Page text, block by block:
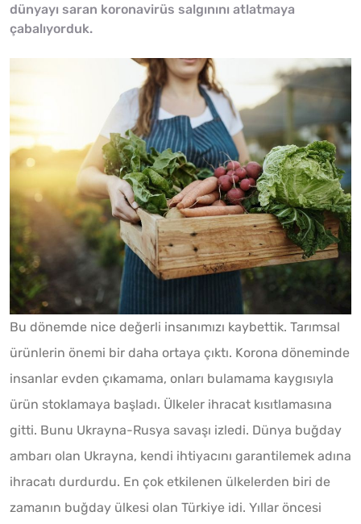
dünyayı saran koronavirüs salgınını atlatmaya
çabalıyorduk.
Bu dönemde nice değerli insanımızı kaybettik. Tarımsal
ürünlerin önemi bir daha ortaya çıktı. Korona döneminde
insanlar evden çıkamama, onları bulamama kaygısıyla
ürün stoklamaya başladı. Ülkeler ihracat kısıtlamasına
gitti. Bunu Ukrayna-Rusya savaşı izledi. Dünya buğday
ambarı olan Ukrayna, kendi ihtiyacını garantilemek adına
ihracatı durdurdu. En çok etkilenen ülkelerden biri de
zamanın buğday ülkesi olan Türkiye idi. Yıllar öncesi